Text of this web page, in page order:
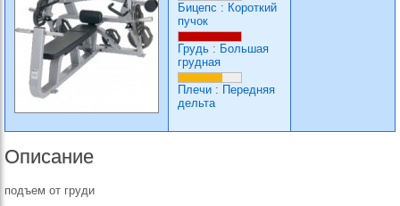
Бицепс : Короткий
пучок
Грудь : Большая
грудная
Плечи : Передняя
дельта
Описание
подъем от груди